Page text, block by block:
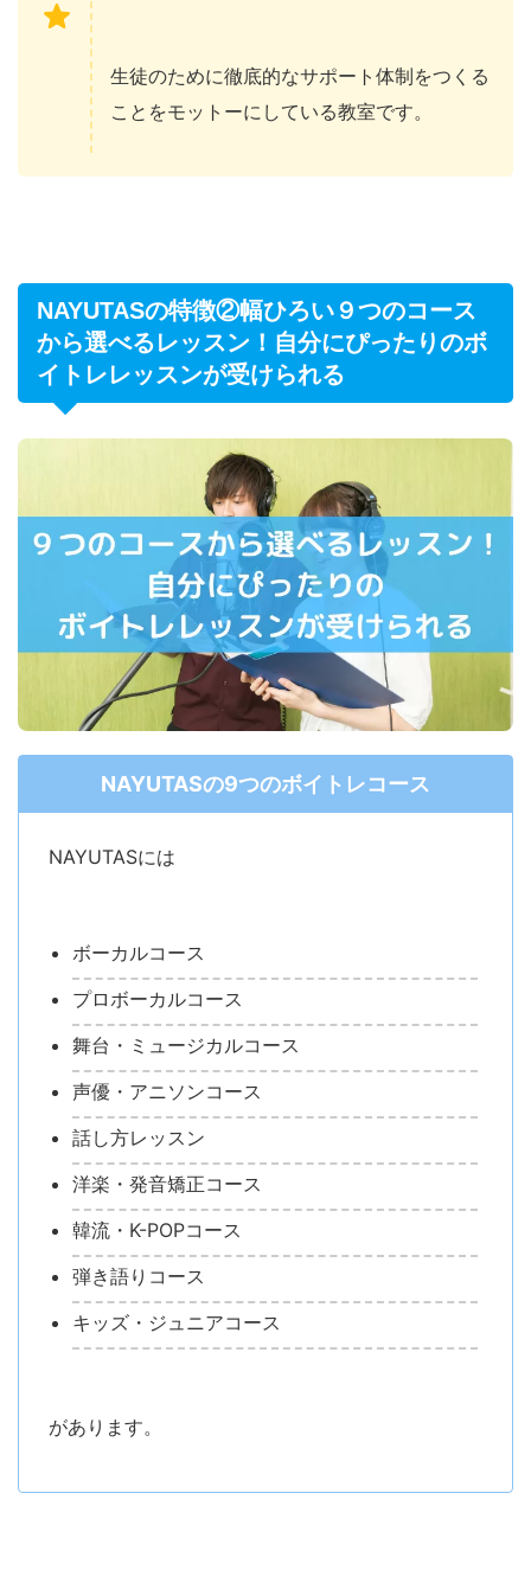
生徒のために徹底的なサポート体制をつくる
ことをモットーにしている教室です。
NAYUTASの特徴②幅ひろい９つのコース
から選べるレッスン！自分にぴったりのボ
イトレレッスンが受けられる
NAYUTASの9つのボイトレコース
NAYUTASには
ボーカルコース
プロボーカルコース
舞台・ミュージカルコース
声優・アニソンコース
話し方レッスン
洋楽・発音矯正コース
韓流・K-POPコース
弾き語りコース
キッズ・ジュニアコース
があります。